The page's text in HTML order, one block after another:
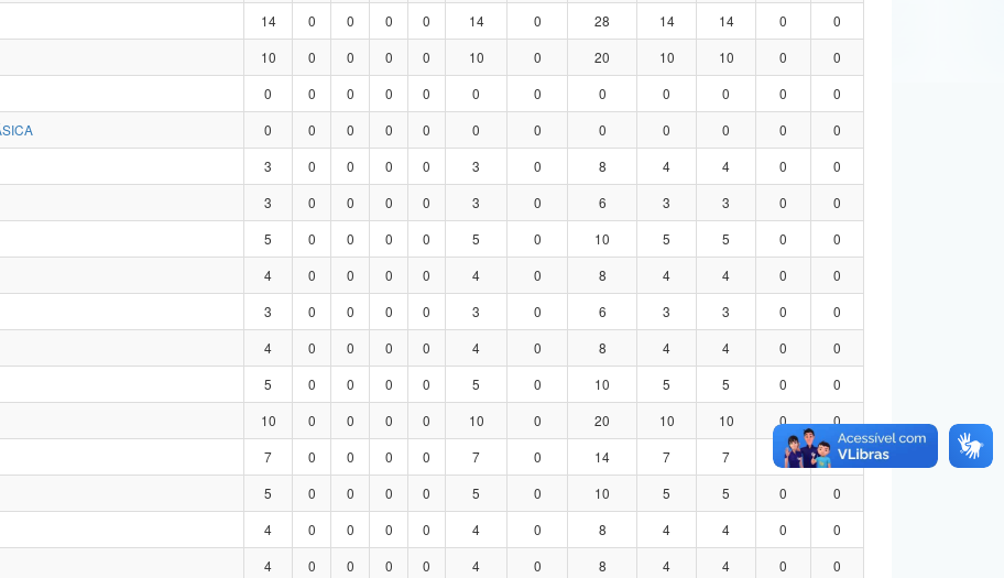
14 0 0 0 0 14 0 28 14 14 0
0
10 0 0 0 0 10 0 20 10 10 0
0
0 0 0 0 0 0 0 0 0 0 0
0
0 0 0 0 0 0 0 0 0 0 0
0
3 0 0 0 0 3 0 8 4 4 0
0
3 0 0 0 0 3 0 6 3 3 0
0
5 0 0 0 0 5 0 10 5 5 0
0
4 0 0 0 0 4 0 8 4 4 0
0
3 0 0 0 0 3 0 6 3 3 0
0
4 0 0 0 0 4 0 8 4 4 0
0
5 0 0 0 0 5 0 10 5 5 0
0
10 0 0 0 0 10 0 20 10 10 0
0
7 0 0 0 0 7 0 14 7 7 0
0
5 0 0 0 0 5 0 10 5 5 0
0
4 0 0 0 0 4 0 8 4 4 0
0
4 0 0 0 0 4 0 8 4 4 0
0